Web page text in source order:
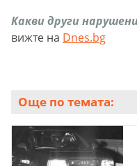
Какви други
вижте на Dnes.bg
Още по темата: